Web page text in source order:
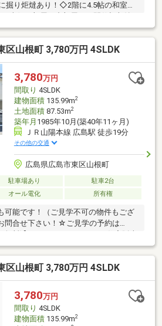
掘り炬燵あり！◇2階に4.5帖の和室ス
用可！◇エネファーム設置【周辺施
田東店まで660ｍ （徒歩9分）ショー
歩9分）広島市立牛田小学校まで1570
区山根町 3,780万円 4SLDK
3,780万円
間取り 4SLDK
建物面積135.99m2
土地面積87.53m2
築年月 1985年10月(築40年11ヶ月)
ＪＲ山陽本線 広島駅 徒歩19分
その他の交通
広島県広島市東区山根町
駐車場あり
駐車2台
オール電化 所有権
可能です！（ご見学不可の物件もござ
問合せ下さい！☆ご見学の予約は
無料)】をクリック！トータテ住宅販売
412-730広島県内に５店舗！地域密
件７０８７件 その内未公開物件３０
トータテのホームページもぜひご覧く
区山根町 3,780万円 4SLDK
3,780万円
間取り 4SLDK
建物面積135.99m2